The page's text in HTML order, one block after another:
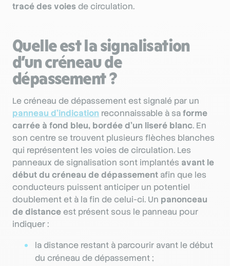
tracé des voiesde circulation.
Quelle est la signalisation
d’un créneau de
dépassement ?
Le créneau de dépassement est signalé par un
panneau d’indication reconnaissable à saforme
carrée à fond bleu, bordée d’un liseré blanc. En
son centre se trouvent plusieurs flèches blanches
qui représentent les voies de circulation. Les
panneaux de signalisation sont implantés avant le
début du créneau de dépassement afin que les
conducteurs puissent anticiper un potentiel
doublement et à la fin de celui-ci. Un panonceau
de distanceest présent sous le panneau pour
indiquer :
la distance restant à parcourir avant le début
du créneau de dépassement ;